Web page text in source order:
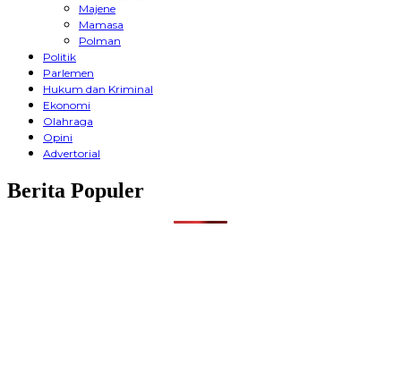
Majene
Mamasa
Polman
Politik
Parlemen
Hukum dan Kriminal
Ekonomi
Olahraga
Opini
Advertorial
Berita Populer